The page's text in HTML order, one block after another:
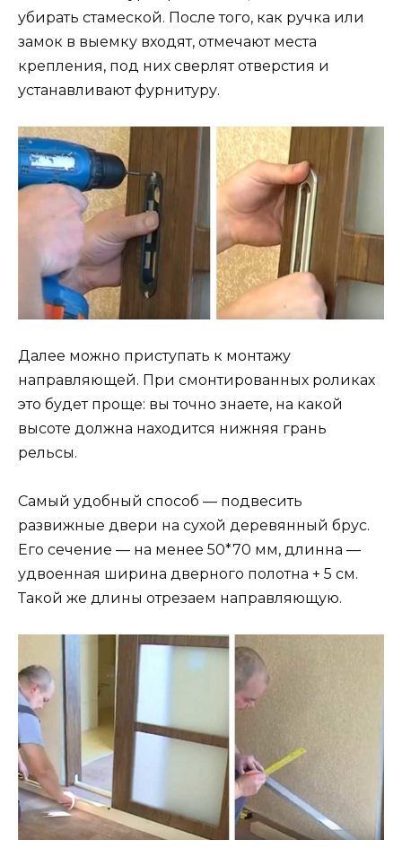
убирать стамеской. После того, как ручка или
замок в выемку входят, отмечают места
крепления, под них сверлят отверстия и
устанавливают фурнитуру.
Далее можно приступать к монтажу
направляющей. При смонтированных роликах
это будет проще: вы точно знаете, на какой
высоте должна находится нижняя грань
рельсы.
Самый удобный способ — подвесить
развижные двери на сухой деревянный брус.
Его сечение — на менее 50*70 мм, длинна —
удвоенная ширина дверного полотна + 5 см.
Такой же длины отрезаем направляющую.